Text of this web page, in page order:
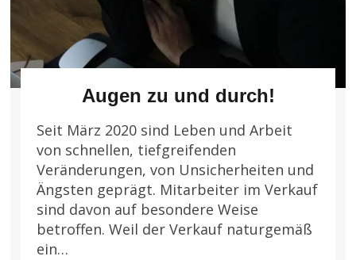
Augen zu und durch!
Seit März 2020 sind Leben und Arbeit
von schnellen, tiefgreifenden
Veränderungen, von Unsicherheiten und
Ängsten geprägt. Mitarbeiter im Verkauf
sind davon auf besondere Weise
betroffen. Weil der Verkauf naturgemäß
ein…